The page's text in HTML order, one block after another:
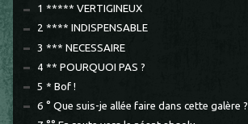
1 ***** VERTIGINEUX
2 **** INDISPENSABLE
3 *** NECESSAIRE
4 ** POURQUOI PAS ?
5 * Bof !
6 ° Que suis-je allée faire dans cette galère ?